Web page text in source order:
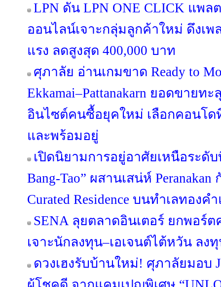
LPN ดัน LPN ONE CLICK แพ
ออนไลน์เจาะกลุ่มลูกค้าใหม่ ดึงเ
แรง ลดสูงสุด 400,000 บาท
ศุภาลัย อ่านเกมขาด Ready to
Ekkamai–Pattanakarn ยอดขายท
อินไซต์คนซื้อยุคใหม่ เลือกคอนโ
และพร้อมอยู่
เปิดนิยามการอยู่อาศัยเหนือระดับ
Bang-Tao” ผสานเสน่ห์ Peranakan
Curated Residence บนทำเลทองค
SENA ลุยตลาดอินเตอร์ ยกพอร์
เจาะนักลงทุน–เอเจนต์ไต้หวัน ลง
ดวงเฮงรับบ้านใหม่! ศุภาลัยมอบ